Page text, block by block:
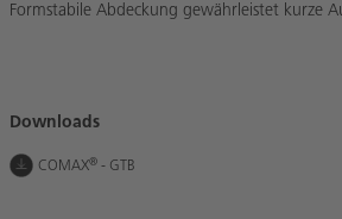
Formstabile Abdeckung gewährleistet kurze
Downloads
COMAX®- GTB